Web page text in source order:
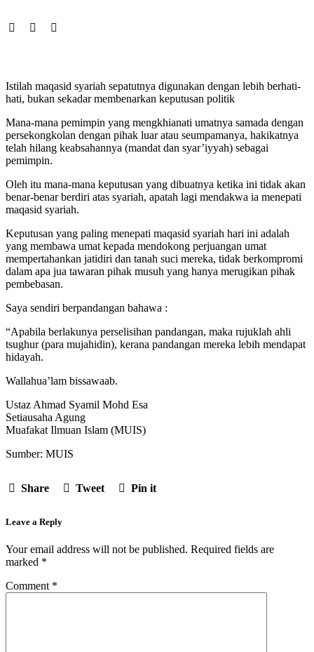
Istilah maqasid syariah sepatutnya digunakan dengan lebih berhati-
hati, bukan sekadar membenarkan keputusan politik
Mana-mana pemimpin yang mengkhianati umatnya samada dengan
persekongkolan dengan pihak luar atau seumpamanya, hakikatnya
telah hilang keabsahannya (mandat dan syar’iyyah) sebagai
pemimpin.
Oleh itu mana-mana keputusan yang dibuatnya ketika ini tidak akan
benar-benar berdiri atas syariah, apatah lagi mendakwa ia menepati
maqasid syariah.
Keputusan yang paling menepati maqasid syariah hari ini adalah
yang membawa umat kepada mendokong perjuangan umat
mempertahankan jatidiri dan tanah suci mereka, tidak berkompromi
dalam apa jua tawaran pihak musuh yang hanya merugikan pihak
pembebasan.
Saya sendiri berpandangan bahawa :
“Apabila berlakunya perselisihan pandangan, maka rujuklah ahli
tsughur (para mujahidin), kerana pandangan mereka lebih mendapat
hidayah.
Wallahua’lam bissawaab.
Ustaz Ahmad Syamil Mohd Esa
Setiausaha Agung
Muafakat Ilmuan Islam (MUIS)
Sumber: MUIS
Share Tweet Pin it
Leave a Reply
Your email address will not be published. Required fields are
marked *
Comment *